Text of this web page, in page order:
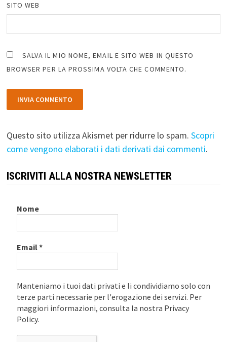
SITO WEB
SALVA IL MIO NOME, EMAIL E SITO WEB IN QUESTO
BROWSER PER LA PROSSIMA VOLTA CHE COMMENTO.
Questo sito utilizza Akismet per ridurre lo spam. Scopri
come vengono elaborati i dati derivati dai commenti.
ISCRIVITI ALLA NOSTRA NEWSLETTER
Nome
Email*
Manteniamo i tuoi dati privati e li condividiamo solo con
terze parti necessarie per l'erogazione dei servizi. Per
maggiori informazioni, consulta la nostra Privacy
Policy.